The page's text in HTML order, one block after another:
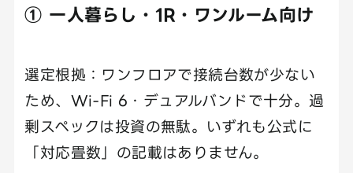
① 一人暮らし・1R・ワンルーム向け
選定根拠：ワンフロアで接続台数が少ない
ため、Wi-Fi 6・デュアルバンドで十分。過
剰スペックは投資の無駄。いずれも公式に
「対応畳数」の記載はありません。